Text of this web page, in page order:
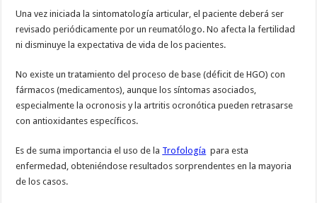
Una vez iniciada la sintomatología articular, el paciente deberá ser
revisado periódicamente por un reumatólogo. No afecta la fertilidad
ni disminuye la expectativa de vida de los pacientes.
No existe un tratamiento del proceso de base (déficit de HGO) con
fármacos (medicamentos), aunque los síntomas asociados,
especialmente la ocronosis y la artritis ocronótica pueden retrasarse
con antioxidantes específicos.
Es de suma importancia el uso de la Trofología para esta
enfermedad, obteniéndose resultados sorprendentes en la mayoria
de los casos.